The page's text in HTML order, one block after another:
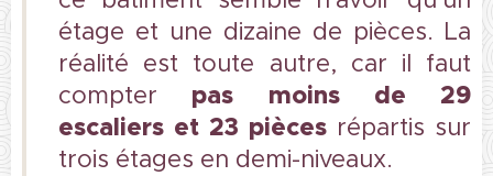
étage et une dizaine de pièces. La
réalité est toute autre, car il faut
compter pas moins de 29
escaliers et 23 pièces répartis sur
trois étages en demi-niveaux.